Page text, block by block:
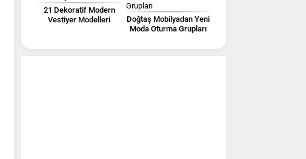
21 Dekoratif Modern
Vestiyer Modelleri
Doğtaş Mobilyadan Yeni
Moda Oturma Grupları